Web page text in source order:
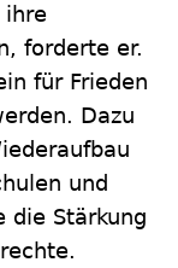
ihre
forderte er.
für Frieden
Dazu
und
die Stärkung